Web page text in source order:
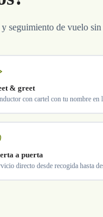
seguimiento de vuelo
& greet
con cartel con tu nombre en
a puerta
directo desde recogida hasta